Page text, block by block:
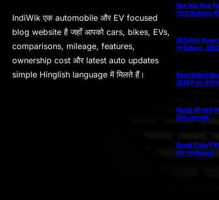
IndiWik एक automobile और EV focused
blog website है जहाँ आपको cars, bikes, EVs,
comparisons, mileage, features,
ownership cost और latest auto updates
simple Hinglish language में मिलते हैं।
New Tata Tigor
ज्यादा Features
2026 Tata
नए Colours,
Royal Enfield
2026 में क्या होगी
Maruti की सबसे
54% तक पहुंचे
Maruti ने July में
बना नया Record